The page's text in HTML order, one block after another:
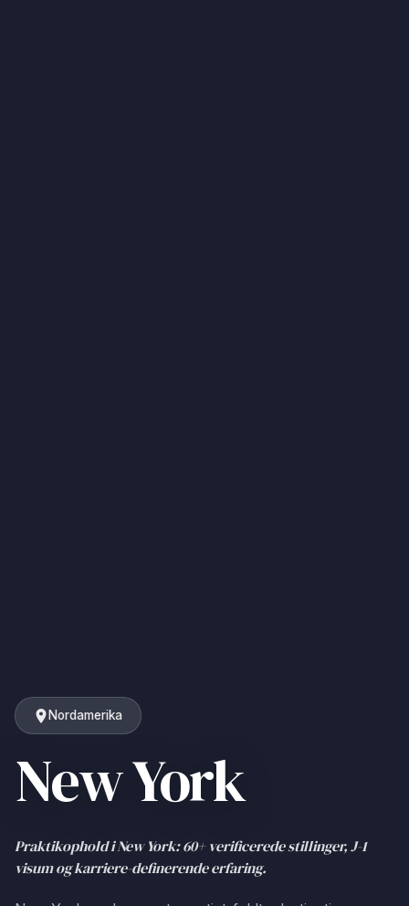
Nordamerika
New York
Praktikophold i New York: 60+ verificerede stillinger, J-1
visum og karriere-definerende erfaring.